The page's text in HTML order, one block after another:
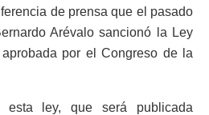
de prensa que el pasado
Arévalo sancionó la Ley
por el Congreso de la
esta ley, que será publicada